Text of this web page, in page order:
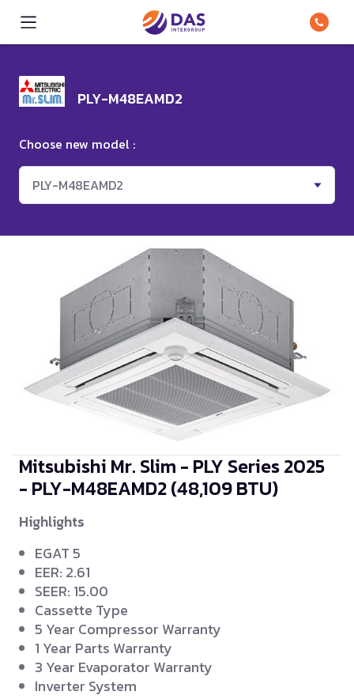
PLY-M48EAMD2
Choose new model :
PLY-M48EAMD2
Mitsubishi Mr. Slim - PLY Series 2025
- PLY-M48EAMD2(48,109 BTU)
Highlights
EGAT 5
EER: 2.61
SEER: 15.00
Cassette Type
5 Year Compressor Warranty
1 Year Parts Warranty
3 Year Evaporator Warranty
Inverter System